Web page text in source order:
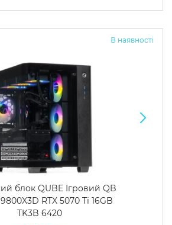
В наявності
блок QUBE Ігровий QB
RTX 5070 Ti 16GB
TK3B 6420